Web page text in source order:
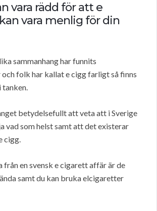
vara rädd för att e
vara menlig för din
sammanhang har funnits
folk har kallat e cigg farligt så finns
tanken.
betydelsefullt att veta att i Sverige
vad som helst samt att det existerar
cigg.
från en svensk e cigarett affär är de
samt du kan bruka elcigaretter